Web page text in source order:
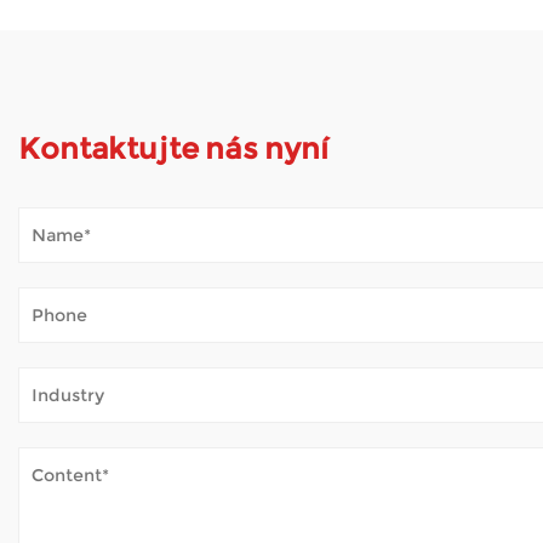
Kontaktujte nás nyní
Jak Mobility Scooter zvládá venkovní počasí?
– bez neustálé únavy. Když je skútr pravidelně používán
Dec 31, 2025